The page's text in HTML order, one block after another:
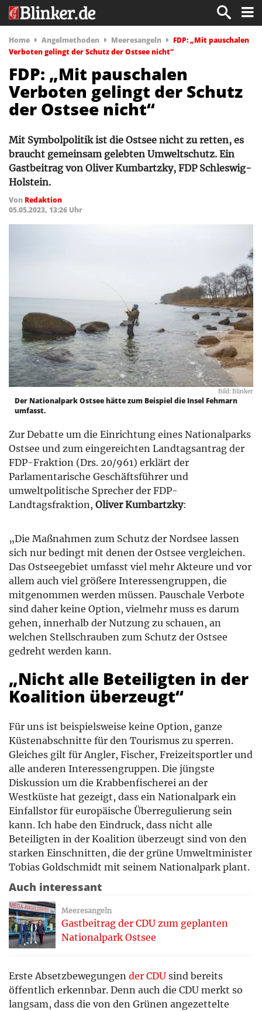
Home Angelmethoden Meeresangeln
FDP: „Mit pauschalen
Verboten gelingt der Schutz der Ostsee nicht“
FDP: „Mit pauschalen
Verboten gelingt der Schutz
der Ostsee nicht“
Mit Symbolpolitik ist die Ostsee nicht zu retten, es
braucht gemeinsam gelebten Umweltschutz. Ein
Gastbeitrag von Oliver Kumbartzky, FDP Schleswig-
Holstein.
Von Redaktion
05.05.2023, 13:26 Uhr
Bild: Blinker
Der Nationalpark Ostsee hätte zum Beispiel die Insel Fehmarn
umfasst.
Zur Debatte um die Einrichtung eines Nationalparks
Ostsee und zum eingereichten Landtagsantrag der
FDP-Fraktion (Drs. 20/961) erklärt der
Parlamentarische Geschäftsführer und
umweltpolitische Sprecher der FDP-
Landtagsfraktion, Oliver Kumbartzky:
„Die Maßnahmen zum Schutz der Nordsee lassen
sich nur bedingt mit denen der Ostsee vergleichen.
Das Ostseegebiet umfasst viel mehr Akteure und vor
allem auch viel größere Interessengruppen, die
mitgenommen werden müssen. Pauschale Verbote
sind daher keine Option, vielmehr muss es darum
gehen, innerhalb der Nutzung zu schauen, an
welchen Stellschrauben zum Schutz der Ostsee
gedreht werden kann.
„Nicht alle Beteiligten in der
Koalition überzeugt“
Für uns ist beispielsweise keine Option, ganze
Küstenabschnitte für den Tourismus zu sperren.
Gleiches gilt für Angler, Fischer, Freizeitsportler und
alle anderen Interessengruppen. Die jüngste
Diskussion um die Krabbenfischerei an der
Westküste hat gezeigt, dass ein Nationalpark ein
Einfallstor für europäische Überregulierung sein
kann. Ich habe den Eindruck, dass nicht alle
Beteiligten in der Koalition überzeugt sind von den
starken Einschnitten, die der grüne Umweltminister
Tobias Goldschmidt mit seinem Nationalpark plant.
Auch interessant
Meeresangeln
Gastbeitrag der CDU zum geplanten
Nationalpark Ostsee
Erste Absetzbewegungen der CDU sind bereits
öffentlich erkennbar. Denn auch die CDU merkt so
langsam, dass die von den Grünen angezettelte